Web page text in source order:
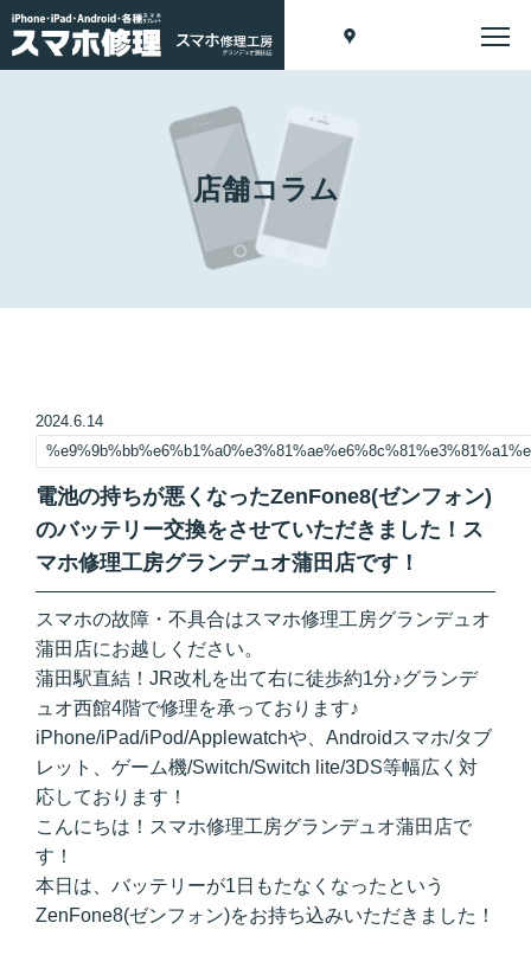
店舗コラム
2024.6.14
電池の持ちが悪くなったZenFone8(ゼンフォン)
のバッテリー交換をさせていただきました！ス
マホ修理工房グランデュオ蒲田店です！
スマホの故障・不具合はスマホ修理工房グランデュオ
蒲田店にお越しください。
蒲田駅直結！JR改札を出て右に徒歩約1分♪グランデ
ュオ西館4階で修理を承っております♪
iPhone/iPad/iPod/Applewatchや、Androidスマホ/タブ
レット、ゲーム機/Switch/Switch lite/3DS等幅広く対
応しております！
こんにちは！スマホ修理工房グランデュオ蒲田店で
す！
本日は、バッテリーが1日もたなくなったという
ZenFone8(ゼンフォン)をお持ち込みいただきました！